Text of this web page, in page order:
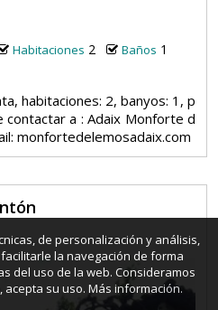
Habitaciones 2 Baños 1
habitaciones: 2, banyos: 1, p
contactar a : Adaix Monforte d
monfortedelemosadaix.com
de personalización y análisis,
la navegación de forma
del uso de la web. Consideramos
acepta su uso. Más información.